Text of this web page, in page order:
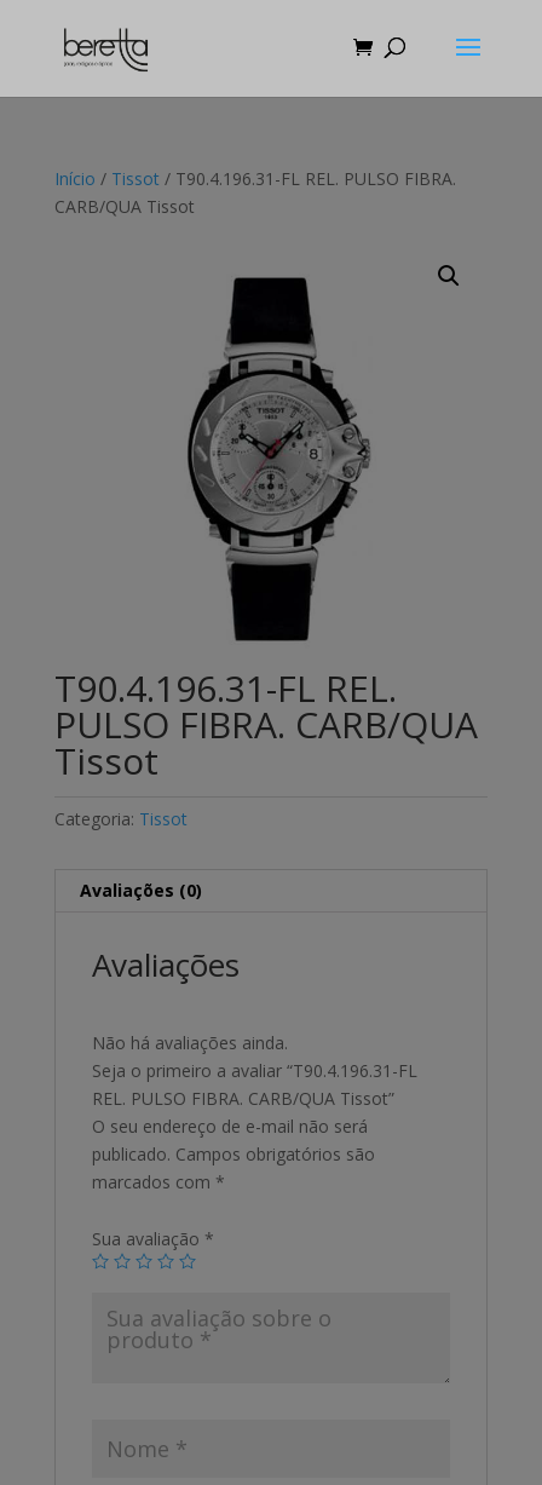
Início / Tissot / T90.4.196.31-FL REL. PULSO FIBRA.
CARB/QUA Tissot
T90.4.196.31-FL REL.
PULSO FIBRA. CARB/QUA
Tissot
Categoria: Tissot
Avaliações (0)
Avaliações
Não há avaliações ainda.
Seja o primeiro a avaliar “T90.4.196.31-FL
REL. PULSO FIBRA. CARB/QUA Tissot”
O seu endereço de e-mail não será
publicado. Campos obrigatórios são
marcados com *
Sua avaliação *